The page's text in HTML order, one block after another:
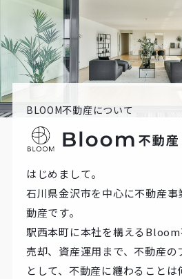
BLOOM不動産について
はじめまして。
石川県金沢市を中心に不動産
動産です。
駅西本町に本社を構えるBloom
売却、資産運用まで、不動産の
として、不動産に纏わること